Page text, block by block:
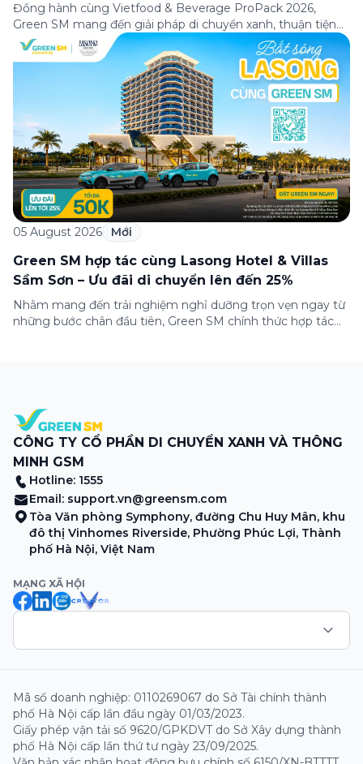
Đồng hành cùng Vietfood & Beverage ProPack 2026,
Green SM mang đến giải pháp di chuyển xanh, thuận tiện
và chuyên nghiệp cho khách tham quan, doanh nghiệp
cùng các đối tác trong suốt thời gian diễn ra triển lãm. Sự
hợp tác góp phần nâng cao trải nghiệm tham dự, kết nối
05 August 2026 Mới
Green SM hợp tác cùng Lasong Hotel & Villas
Sầm Sơn – Ưu đãi di chuyển lên đến 25%
Nhằm mang đến trải nghiệm nghỉ dưỡng trọn vẹn ngay từ
những bước chân đầu tiên, Green SM chính thức hợp tác
CÔNG TY CỔ PHẦN DI CHUYỂN XANH VÀ THÔNG
MINH GSM
Hotline: 1555
Email: support.vn@greensm.com
Tòa Văn phòng Symphony, đường Chu Huy Mân, khu
đô thị Vinhomes Riverside, Phường Phúc Lợi, Thành
phố Hà Nội, Việt Nam
MẠNG XÃ HỘI
Mã số doanh nghiệp: 0110269067 do Sở Tài chính thành
phố Hà Nội cấp lần đầu ngày 01/03/2023.
Giấy phép vận tải số 9620/GPKDVT do Sở Xây dựng thành
phố Hà Nội cấp lần thứ tư ngày 23/09/2025.